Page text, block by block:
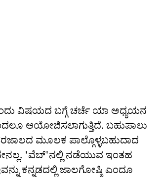
ವಿಷಯದ ಬಗ್ಗೆ ಚರ್ಚೆ ಯಾ ಅಧ್ಯಯನ
ಆಯೋಜಿಸಲಾಗುತ್ತಿದೆ. ಬಹುಪಾಲು
ಮೂಲಕ ಪಾಲ್ಗೊಳ್ಳಬಹುದಾದ
'ವೆಬ್‌'ನಲ್ಲಿ ನಡೆಯುವ ಇಂತಹ
ಕನ್ನಡದಲ್ಲಿ ಜಾಲಗೋಷ್ಠಿ ಎಂದೂ